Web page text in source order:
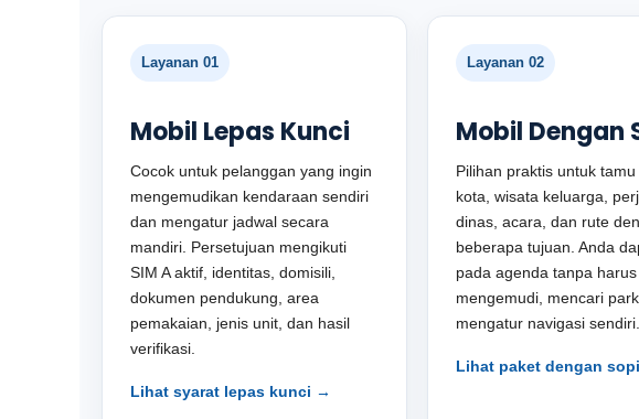
Layanan 01
Mobil Lepas Kunci
Cocok untuk pelanggan yang ingin
mengemudikan kendaraan sendiri
dan mengatur jadwal secara
mandiri. Persetujuan mengikuti
SIM A aktif, identitas, domisili,
dokumen pendukung, area
pemakaian, jenis unit, dan hasil
verifikasi.
Lihat syarat lepas kunci →
Layanan 02
Mobil Dengan
Pilihan praktis untuk tamu
kota, wisata keluarga,
dinas, acara, dan rute
beberapa tujuan. Anda
pada agenda tanpa harus
mengemudi, mencari
mengatur navigasi sendiri.
Lihat paket dengan